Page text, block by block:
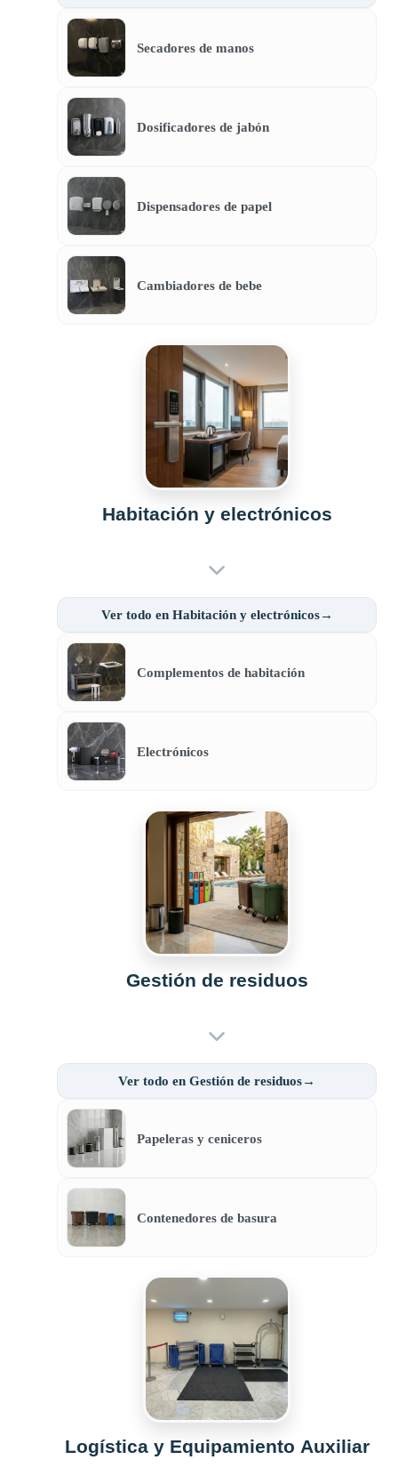
Secadores de manos
Dosificadores de jabón
Dispensadores de papel
Cambiadores de bebe
Habitación y electrónicos
Ver todo en Habitación y electrónicos→
Complementos de habitación
Electrónicos
Gestión de residuos
Ver todo en Gestión de residuos→
Papeleras y ceniceros
Contenedores de basura
Logística y Equipamiento Auxiliar